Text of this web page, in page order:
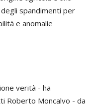
spandimenti per
e anomalie
verità - ha
Roberto Moncalvo - da